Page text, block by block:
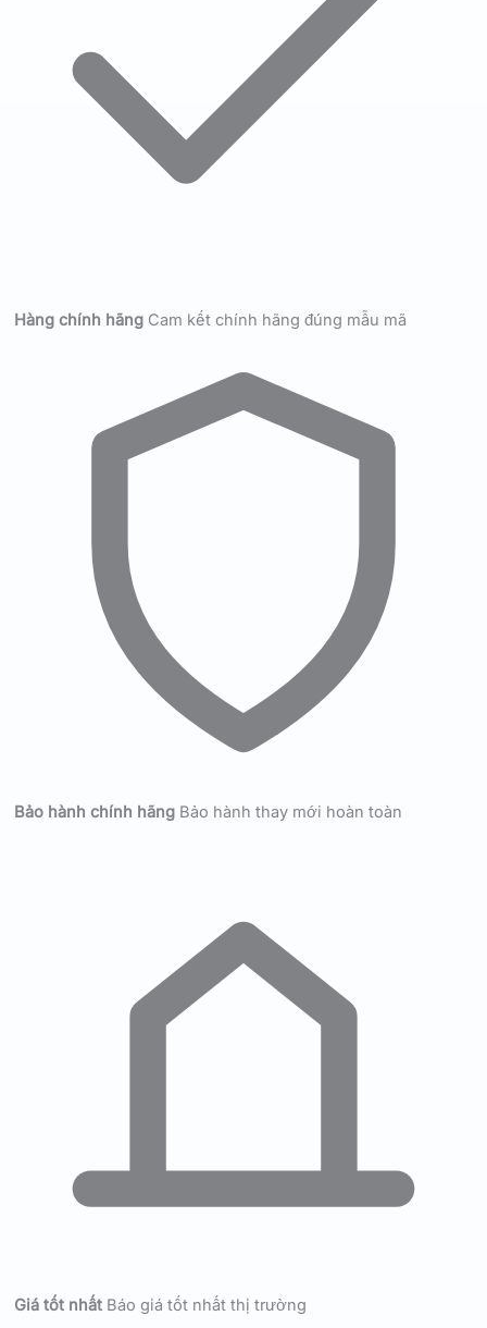
Hàng chính hãng Cam kết chính hãng đúng mẫu mã
Bảo hành chính hãng Bảo hành thay mới hoàn toàn
Giá tốt nhất Báo giá tốt nhất thị trường